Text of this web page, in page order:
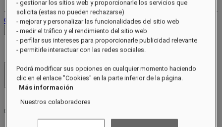
Cerrar sesión
Ver tarifas
Hoteles y resorts
Abrir menú
- gestionar los sitios web y proporcionarle los servicios que
solicita (estas no pueden rechazarse)
- mejorar y personalizar las funcionalidades del sitio web
- medir el tráfico y el rendimiento del sitio web
- perfilar sus intereses para proporcionarle publicidad relevante
- permitirle interactuar con las redes sociales.
Podrá modificar sus opciones en cualquier momento haciendo
clic en el enlace "Cookies" en la parte inferior de la página.
Más información
Nuestros colaboradores